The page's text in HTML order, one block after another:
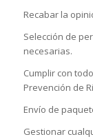
Recabar la
Selección de
necesarias.
Cumplir con
Prevención de
Envío de
Gestionar